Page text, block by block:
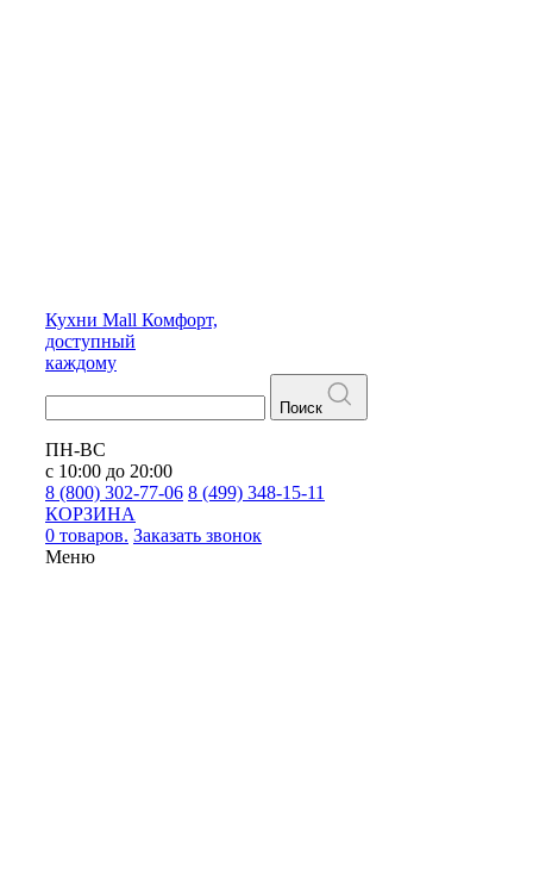
Кухни Mall Комфорт,
доступный
каждому
Поиск
ПН-ВС
с 10:00 до 20:00
8 (800) 302-77-06 8 (499) 348-15-11
КОРЗИНА
0 товаров. Заказать звонок
Меню